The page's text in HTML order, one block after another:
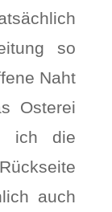
so
Naht
Osterei
ich die
auch